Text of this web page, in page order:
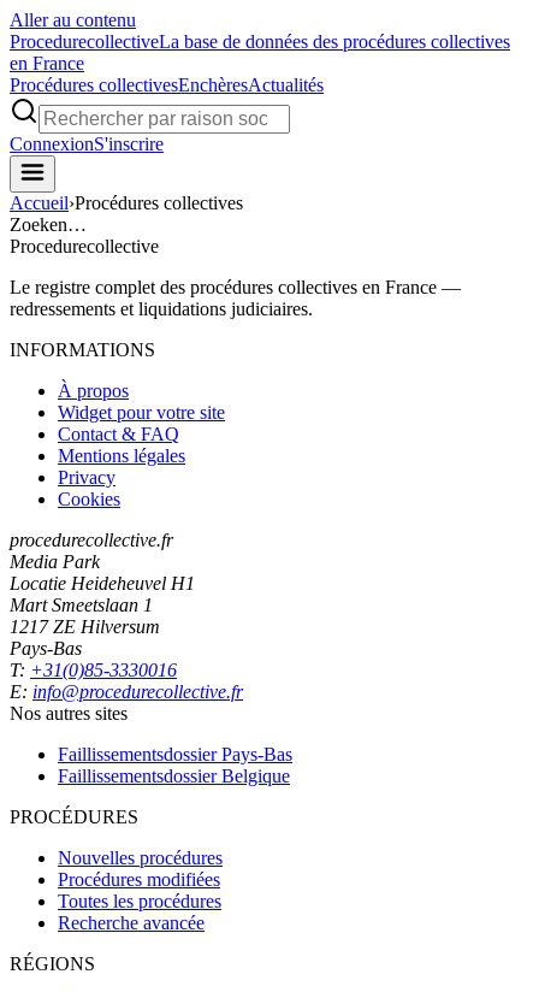
Aller au contenu
ProcedurecollectiveLa base de données des procédures collectives
en France
Procédures collectivesEnchèresActualités
ConnexionS'inscrire
Accueil›Procédures collectives
Zoeken…
Procedurecollective
Le registre complet des procédures collectives en France —
redressements et liquidations judiciaires.
INFORMATIONS
À propos
Widget pour votre site
Contact & FAQ
Mentions légales
Privacy
Cookies
procedurecollective.fr
Media Park
Locatie Heideheuvel H1
Mart Smeetslaan 1
1217 ZE Hilversum
Pays-Bas
T: +31(0)85-3330016
E: info@procedurecollective.fr
Nos autres sites
Faillissementsdossier Pays-Bas
Faillissementsdossier Belgique
PROCÉDURES
Nouvelles procédures
Procédures modifiées
Toutes les procédures
Recherche avancée
RÉGIONS